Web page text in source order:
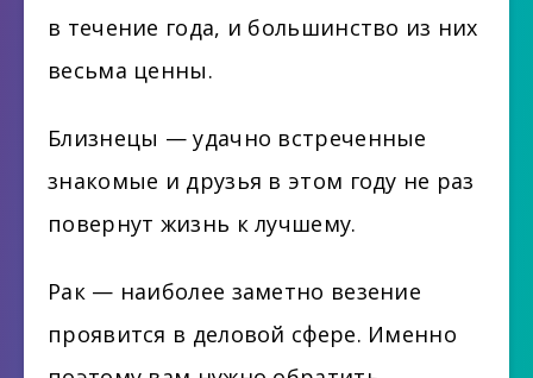
в течение года, и большинство из них
весьма ценны.
Близнецы — удачно встреченные
знакомые и друзья в этом году не раз
повернут жизнь к лучшему.
Рак — наиболее заметно везение
проявится в деловой сфере. Именно